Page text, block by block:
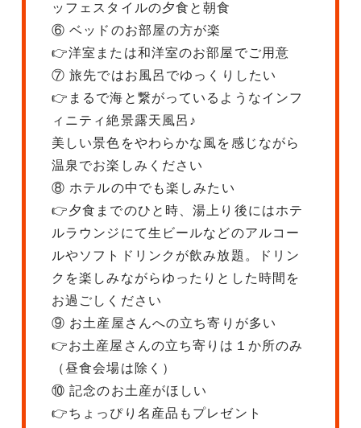
ッフェスタイルの夕食と朝食
⑥ ベッドのお部屋の方が楽
👉洋室または和洋室のお部屋でご用意
⑦ 旅先ではお風呂でゆっくりしたい
👉まるで海と繋がっているようなインフ
ィニティ絶景露天風呂♪
美しい景色をやわらかな風を感じながら
温泉でお楽しみください
⑧ ホテルの中でも楽しみたい
👉夕食までのひと時、湯上り後にはホテ
ルラウンジにて生ビールなどのアルコー
ルやソフトドリンクが飲み放題。ドリン
クを楽しみながらゆったりとした時間を
お過ごしください
⑨ お土産屋さんへの立ち寄りが多い
👉お土産屋さんの立ち寄りは１か所のみ
（昼食会場は除く）
⑩ 記念のお土産がほしい
👉ちょっぴり名産品もプレゼント